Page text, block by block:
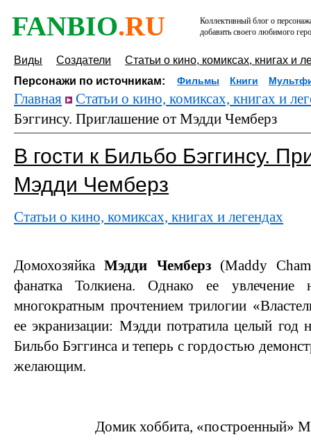
FANBIO.RU
Коллективный блог о
добавить своего любимого
Виды Создатели
Статьи о кино, комиксах, книгах и
Персонажи по источникам:
Фильмы Книги
Главная
Статьи о кино, комиксах, книгах и
Бэггинсу. Приглашение от Мэдди Чемберз
В гости к Бильбо Бэггинсу.
Мэдди Чемберз
Статьи о кино, комиксах, книгах и легендах
ДомохозяйкаМэдди Чемберз(Maddy
фанатка Толкиена. Однако ее увлечение
многократным прочтением трилогии
ее экранизации: Мэдди потратила целый год
Бильбо Бэггинса и теперь с гордостью
желающим.
Домик хоббита, «построенный»